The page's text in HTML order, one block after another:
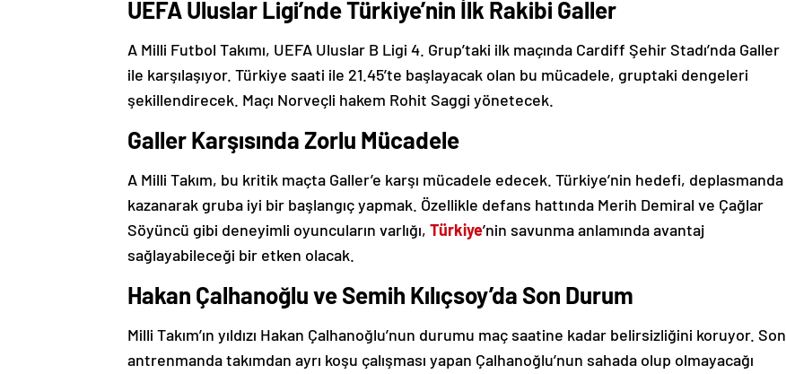
UEFA Uluslar Ligi’nde Türkiye’nin İlk Rakibi Galler
A Milli Futbol Takımı, UEFA Uluslar B Ligi 4. Grup’taki ilk maçında Cardiff Şehir Stadı’nda Galler
ile karşılaşıyor. Türkiye saati ile 21.45’te başlayacak olan bu mücadele, gruptaki dengeleri
şekillendirecek. Maçı Norveçli hakem Rohit Saggi yönetecek.
Galler Karşısında Zorlu Mücadele
A Milli Takım, bu kritik maçta Galler’e karşı mücadele edecek. Türkiye’nin hedefi, deplasmanda
kazanarak gruba iyi bir başlangıç yapmak. Özellikle defans hattında Merih Demiral ve Çağlar
Söyüncü gibi deneyimli oyuncuların varlığı, Türkiye’nin savunma anlamında avantaj
sağlayabileceği bir etken olacak.
Hakan Çalhanoğlu ve Semih Kılıçsoy’da Son Durum
Milli Takım’ın yıldızı Hakan Çalhanoğlu’nun durumu maç saatine kadar belirsizliğini koruyor. Son
antrenmanda takımdan ayrı koşu çalışması yapan Çalhanoğlu’nun sahada olup olmayacağı